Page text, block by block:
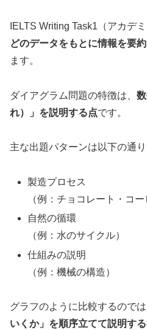
IELTS Writing Task1（アカデ
どのデータをもとに情報を要
ます。
ダイアグラム問題の特徴は、
れ）」を説明する点です。
主な出題パターンは以下の通り
製造プロセス
（例：チョコレート・コー
自然の循環
（例：水のサイクル）
仕組みの説明
（例：機械の構造）
グラフのように比較するのでは
いくか」を順序立てて説明す